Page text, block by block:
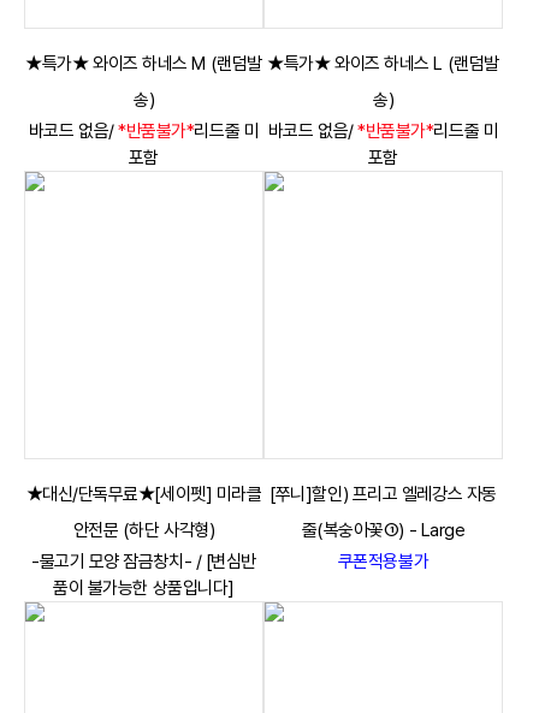
★특가★ 와이즈 하네스 M (랜덤발
송)
바코드 없음/*반품불가*리드줄 미
포함
★특가★ 와이즈 하네스 L (랜덤발
송)
바코드 없음/*반품불가*리드줄 미
포함
★대신/단독무료★[세이펫] 미라클
안전문 (하단 사각형)
-물고기 모양 잠금창치- / [변심반
품이 불가능한 상품입니다]
[쭈니]할인) 프리고 엘레강스 자동
줄(복숭아꽃①) - Large
쿠폰적용불가